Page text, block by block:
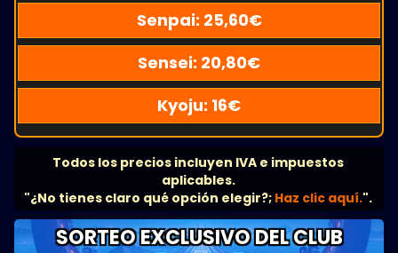
Senpai: 25,60€
Sensei: 20,80€
Kyoju: 16€
Todos los precios incluyen IVA e impuestos
aplicables.
"¿No tienes claro qué opción elegir?; Haz clic aquí.".
SORTEO EXCLUSIVO DEL CLUB